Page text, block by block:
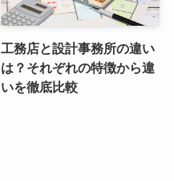
工務店と設計事務所の違い
は？それぞれの特徴から違
いを徹底比較